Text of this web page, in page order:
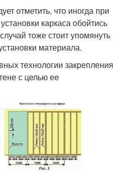
отметить, что иногда при
каркаса обойтись
тоже стоит упомянуть
материала.
технологии закрепления
с целью ее